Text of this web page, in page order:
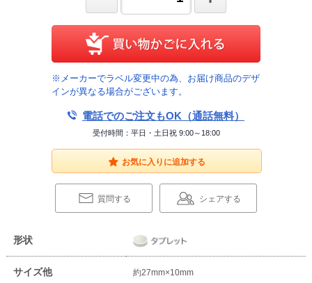
※メーカーでラベル変更中の為、お届け商品のデザ
インが異なる場合がございます。
電話でのご注文もOK（通話無料）
受付時間：平日・土日祝 9:00～18:00
お気に入りに追加する
質問する シェアする
形状
サイズ他 約27mm×10mm